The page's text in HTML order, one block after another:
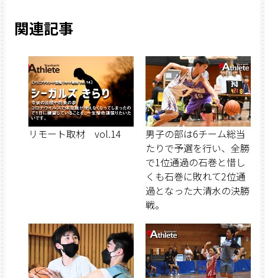
関連記事
リモート取材 vol.14
男子の部は6チーム総当
たりで予選を行い、全勝
で1位通過の石巻と惜し
くも石巻に敗れて2位通
過となった大清水の決勝
戦。